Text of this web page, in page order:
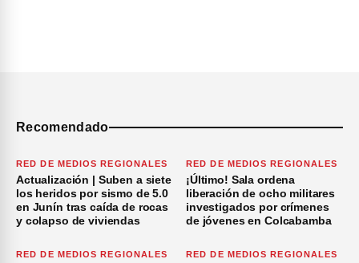
Recomendado
RED DE MEDIOS REGIONALES
Actualización | Suben a siete
los heridos por sismo de 5.0
en Junín tras caída de rocas
y colapso de viviendas
RED DE MEDIOS REGIONALES
¡Último! Sala ordena
liberación de ocho militares
investigados por crímenes
de jóvenes en Colcabamba
RED DE MEDIOS REGIONALES RED DE MEDIOS REGIONALES